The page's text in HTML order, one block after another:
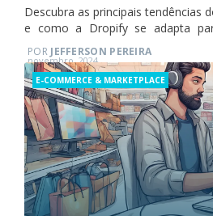
Descubra as principais tendências
e como a Dropify se adapta
prosperarem.
PORJEFFERSON PEREIRA
Posted
on
novembro, 2024
Categories
E-COMMERCE & MARKETPLACE